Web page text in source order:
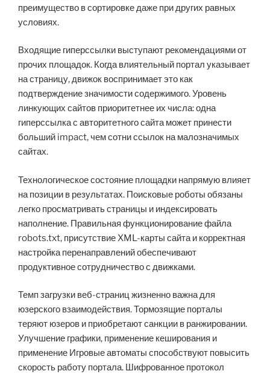
преимущество в сортировке даже при других равных
условиях.
Входящие гиперссылки выступают рекомендациями от
прочих площадок. Когда влиятельный портал указывает
на страницу, движок воспринимает это как
подтверждение значимости содержимого. Уровень
линкующих сайтов приоритетнее их числа: одна
гиперссылка с авторитетного сайта может принести
больший impact, чем сотни ссылок на малозначимых
сайтах.
Технологическое состояние площадки напрямую влияет
на позиции в результатах. Поисковые роботы обязаны
легко просматривать страницы и индексировать
наполнение. Правильная функционирование файла
robots.txt, присутствие XML-карты сайта и корректная
настройка перенаправлений обеспечивают
продуктивное сотрудничество с движками.
Темп загрузки веб-страниц жизненно важна для
юзерского взаимодействия. Тормозящие порталы
теряют юзеров и приобретают санкции в ранжировании.
Улучшение графики, применение кеширования и
применение Игровые автоматы способствуют повысить
скорость работу портала. Шифрованное протокол